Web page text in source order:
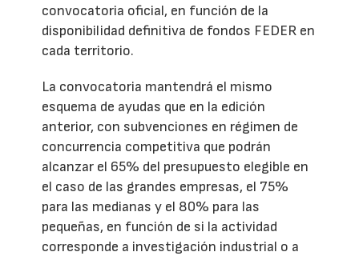
convocatoria oficial, en función de la
disponibilidad definitiva de fondos FEDER en
cada territorio.
La convocatoria mantendrá el mismo
esquema de ayudas que en la edición
anterior, con subvenciones en régimen de
concurrencia competitiva que podrán
alcanzar el 65% del presupuesto elegible en
el caso de las grandes empresas, el 75%
para las medianas y el 80% para las
pequeñas, en función de si la actividad
corresponde a investigación industrial o a